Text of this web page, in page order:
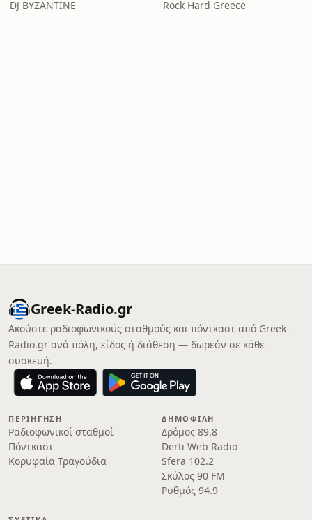
DJ BYZANTINE Rock Hard Greece
Greek-Radio.gr
Ακούστε ραδιοφωνικούς σταθμούς και πόντκαστ από Greek-
Radio.gr ανά πόλη, είδος ή διάθεση — δωρεάν σε κάθε
συσκευή.
ΠΕΡΙΉΓΗΣΗ
Ραδιοφωνικοί σταθμοί
Πόντκαστ
Κορυφαία Τραγούδια
ΔΗΜΟΦΙΛΉ
Δρόμος 89.8
Derti Web Radio
Sfera 102.2
Σκύλος 90 FM
Ρυθμός 94.9